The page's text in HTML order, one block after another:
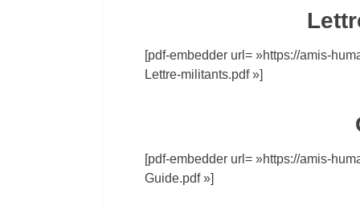
[pdf-embedder url= »https://amis-
Lettre-militants.pdf »]
[pdf-embedder url= »https://amis-
Guide.pdf »]